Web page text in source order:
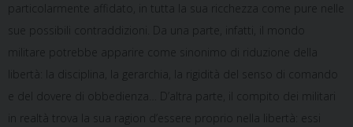
particolarmente affidato, in tutta la sua ricchezza come pure nelle
sue possibili contraddizioni. Da una parte, infatti, il mondo
militare potrebbe apparire come sinonimo di riduzione della
libertà: la disciplina, la gerarchia, la rigidità del senso di comando
e del dovere di obbedienza… D’altra parte, il compito dei militari
in realtà trova la sua ragion d’essere proprio nella libertà: essi